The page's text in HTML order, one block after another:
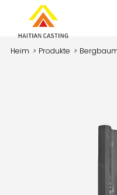
Heim > Produkte >